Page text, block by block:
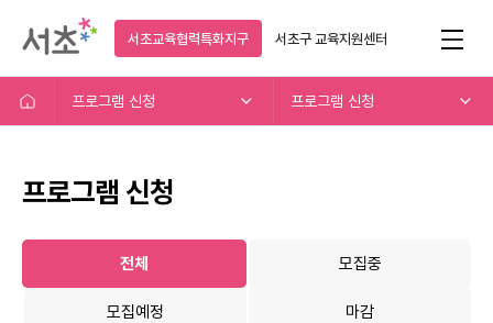
서초교육협력특화지구 서초구교육지원센터
프로그램 신청 프로그램 신청
프로그램 신청
전체 모집중
모집예정 마감